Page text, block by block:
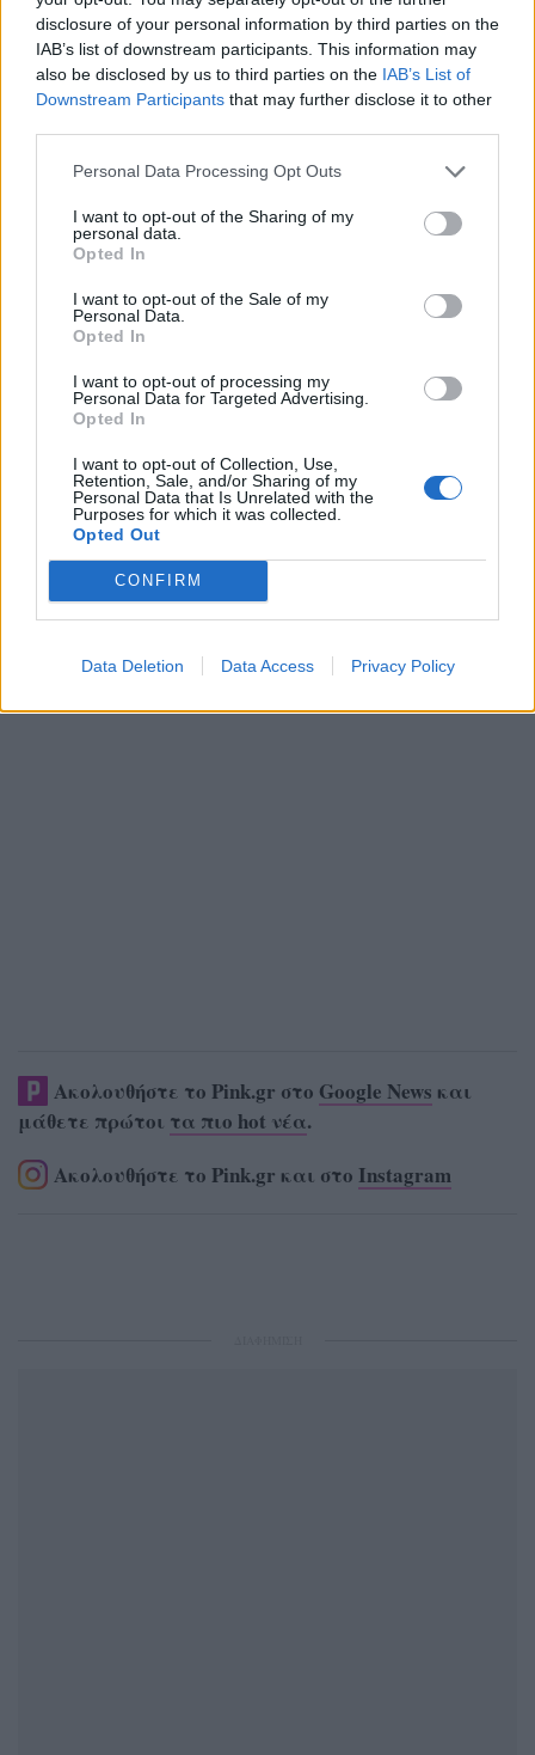
disclosure of your personal information by third parties on the
IAB’s list of downstream participants. This information may
also be disclosed by us to third parties on the IAB’s List of
Downstream Participants that may further disclose it to other
Personal Data Processing Opt Outs
I want to opt-out of the Sharing of my
personal data.
Opted In
I want to opt-out of the Sale of my
Personal Data.
Opted In
I want to opt-out of processing my
Personal Data for Targeted Advertising.
Opted In
I want to opt-out of Collection, Use,
Retention, Sale, and/or Sharing of my
Personal Data that Is Unrelated with the
Purposes for which it was collected.
Opted Out
CONFIRM
Data Deletion Data Access Privacy Policy
παιδιού.
ΔΙΑΦΗΜΙΣΗ
Ακολουθήστε το Pink.gr στο Google News και
μάθετε πρώτοι τα πιο hot νέα.
Ακολουθήστε το Pink.gr και στο Instagram